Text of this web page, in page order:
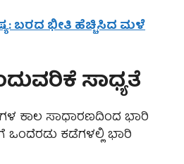
ಬರದ ಭೀತಿ ಹೆಚ್ಚಿಸಿದ ಮಳೆ
ಸಾಧ್ಯತೆ
ಕಾಲ ಸಾಧಾರಣದಿಂದ ಭಾರಿ
ಕಡೆಗಳಲ್ಲಿ ಭಾರಿ